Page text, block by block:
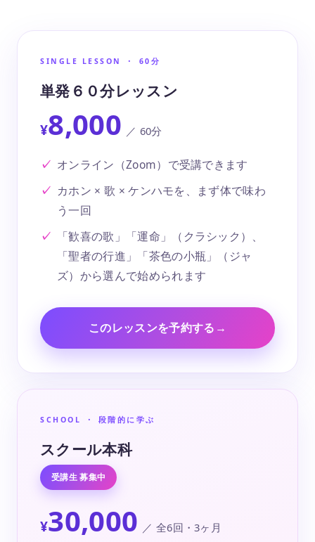
SINGLE LESSON ・ 60分
単発６０分レッスン
¥8,000 ／ 60分
オンライン（Zoom）で受講できます
カホン × 歌 × ケンハモを、まず体で味わ
う一回
「歓喜の歌」「運命」（クラシック）、
「聖者の行進」「茶色の小瓶」（ジャ
ズ）から選んで始められます
このレッスンを予約する →
SCHOOL ・ 段階的に学ぶ
スクール本科
受講生 募集中
¥30,000 ／ 全6回・3ヶ月